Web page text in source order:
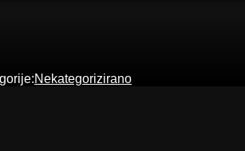
Nekategorizirano